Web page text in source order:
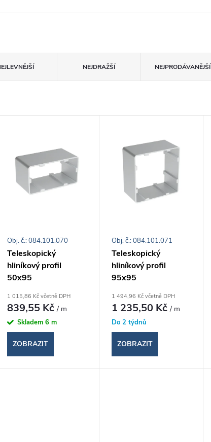
NEJDRAŽŠÍ NEJPRODÁVANĚJŠÍ
Teleskopický
hliníkový profil
50x95
1 015,86 Kč včetně DPH
839,55 Kč/ m
Skladem 6 m
ZOBRAZIT
Obj. č.: 084.101.070
Teleskopický
hliníkový profil
95x95
1 494,96 Kč včetně DPH
1 235,50 Kč/ m
Do 2 týdnů
ZOBRAZIT
Obj. č.: 084.101.071